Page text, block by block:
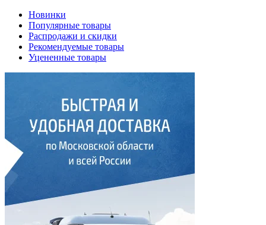
Новинки
Популярные товары
Распродажи и скидки
Рекомендуемые товары
Уцененные товары